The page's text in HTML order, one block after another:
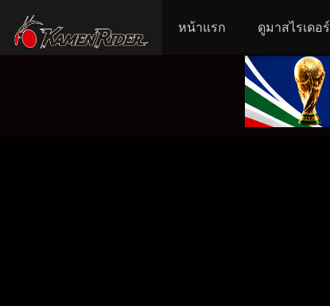
หน้าแรก ดูมาสไรเดอร์